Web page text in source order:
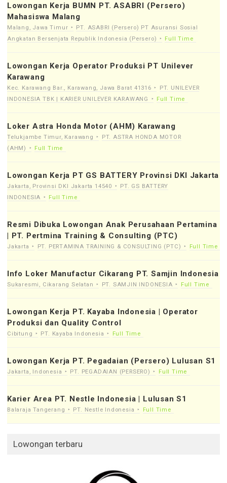
Lowongan Kerja BUMN PT. ASABRI (Persero)
Mahasiswa Malang
Malang, Jawa Timur
PT. ASABRI (Persero) PT Asuransi Sosial
Angkatan Bersenjata Republik Indonesia (Persero)
Full Time
Lowongan Kerja Operator Produksi PT Unilever
Karawang
Kec. Karawang Bar., Karawang, Jawa Barat 41316
PT. UNILEVER
INDONESIA TBK | KARIER UNILEVER KARAWANG
Full Time
Loker Astra Honda Motor (AHM) Karawang
Telukjambe Timur, Karawang
PT. ASTRA HONDA MOTOR
(AHM)
Full Time
Lowongan Kerja PT GS BATTERY Provinsi DKI Jakarta
Jakarta, Provinsi DKI Jakarta 14540
PT. GS BATTERY
INDONESIA
Full Time
Resmi Dibuka Lowongan Anak Perusahaan Pertamina
| PT. Pertmina Training & Consulting (PTC)
Jakarta PT. PERTAMINA TRAINING & CONSULTING (PTC) Full Time
Info Loker Manufactur Cikarang PT. Samjin Indonesia
Sukaresmi, Cikarang Selatan PT. SAMJIN INDONESIA Full Time
Lowongan Kerja PT. Kayaba Indonesia | Operator
Produksi dan Quality Control
Cibitung PT. Kayaba Indonesia Full Time
Lowongan Kerja PT. Pegadaian (Persero) Lulusan S1
Jakarta, Indonesia PT. PEGADAIAN (PERSERO) Full Time
Karier Area PT. Nestle Indonesia | Lulusan S1
Balaraja Tangerang PT. Nestle Indonesia Full Time
Lowongan terbaru